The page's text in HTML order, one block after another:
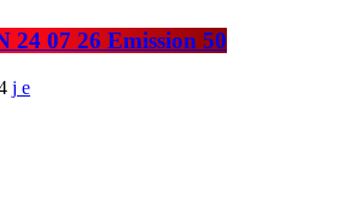
24 07 26 Emission 50